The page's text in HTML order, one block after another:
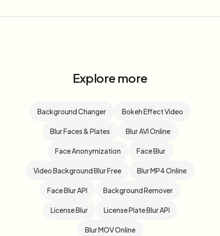
Explore more
Background Changer Bokeh Effect Video
Blur Faces & Plates Blur AVI Online
Face Anonymization Face Blur
Video Background Blur Free Blur MP4 Online
Face Blur API Background Remover
License Blur License Plate Blur API
Blur MOV Online